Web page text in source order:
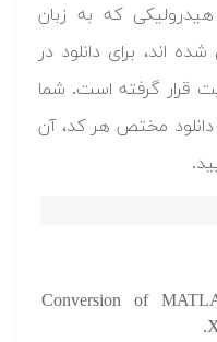
که به زبان
اند، برای دانلود در
قرار گرفته است. شما
مختص هر کد، آن
Conversion of